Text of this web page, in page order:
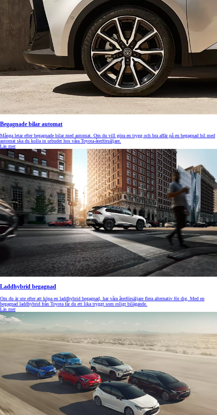
Begagnade bilar automat
Många letar efter begagnade bilar med automat. Om du vill göra en trygg och bra affär på en begagnad bil med
automat ska du kolla in utbudet hos våra Toyota-återförsäljare.
Läs mer
Laddhybrid begagnad
Om du är ute efter att köpa en laddhybrid begagnad, har våra återförsäljare flera alternativ för dig. Med en
begagnad laddhybrid från Toyota får du ett lika tryggt som roligt bilägande.
Läs mer